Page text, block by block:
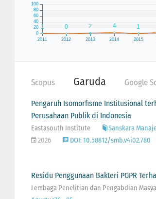
Scopus Garuda Google
Pengaruh Isomorfisme Institusional
Perusahaan Publik di Indonesia
Eastasouth Institute
Sanskara
2026
DOI: 10.58812/smb.v4i02.780
Residu Penggunaan Bakteri PGPR
Lembaga Penelitian dan Pengabdian